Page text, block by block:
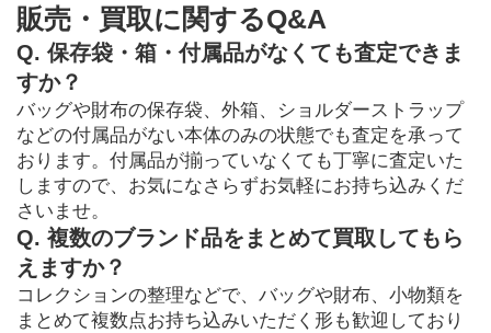
販売・買取に関するQ&A
Q. 保存袋・箱・付属品がなくても査定できま
すか？
バッグや財布の保存袋、外箱、ショルダーストラップ
などの付属品がない本体のみの状態でも査定を承って
おります。付属品が揃っていなくても丁寧に査定いた
しますので、お気になさらずお気軽にお持ち込みくだ
さいませ。
Q. 複数のブランド品をまとめて買取してもら
えますか？
コレクションの整理などで、バッグや財布、小物類を
まとめて複数点お持ち込みいただく形も歓迎しており